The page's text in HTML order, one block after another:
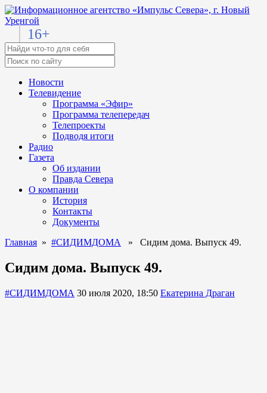
16+
Новости
Телевидение
Программа «Эфир»
Программа телепередач
Телепроекты
Подводя итоги
Радио
Газета
Об издании
Правда Севера
О компании
История
Контакты
Документы
Главная » #СИДИМДОМА » Сидим дома. Выпуск 49.
Сидим дома. Выпуск 49.
#СИДИМДОМА 30 июля 2020, 18:50 Екатерина Драган